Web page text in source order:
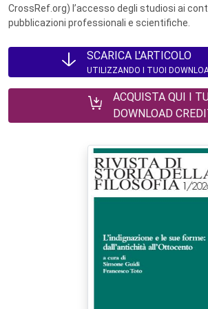
CrossRef.org) l’accesso degli studiosi ai
pubblicazioni professionali e scientifiche.
SCARICA L'ARTICOLO
UTILIZZANDO I TUOI
ACQUISTA QUI I
DOWNLOAD